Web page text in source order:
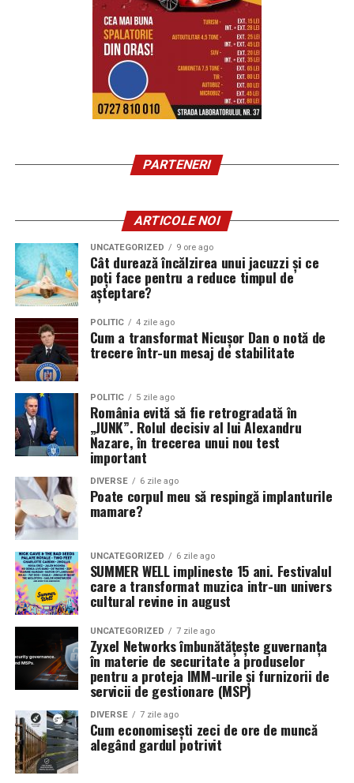
PARTENERI
ARTICOLE NOI
UNCATEGORIZED 9 ore ago
Cât durează încălzirea unui jacuzzi și ce
poți face pentru a reduce timpul de
așteptare?
POLITIC 4 zile ago
Cum a transformat Nicușor Dan o notă de
trecere într-un mesaj de stabilitate
POLITIC 5 zile ago
România evită să fie retrogradată în
„JUNK”. Rolul decisiv al lui Alexandru
Nazare, în trecerea unui nou test
important
DIVERSE 6 zile ago
Poate corpul meu să respingă implanturile
mamare?
UNCATEGORIZED 6 zile ago
SUMMER WELL implineste 15 ani. Festivalul
care a transformat muzica intr-un univers
cultural revine in august
UNCATEGORIZED 7 zile ago
Zyxel Networks îmbunătățește guvernanța
în materie de securitate a produselor
pentru a proteja IMM-urile și furnizorii de
servicii de gestionare (MSP)
DIVERSE 7 zile ago
Cum economisești zeci de ore de muncă
alegând gardul potrivit